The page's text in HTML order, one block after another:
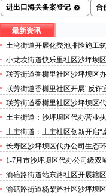
进出口海关备案登记 合
最新资讯
土湾街道开展化粪池排险施工
执照安全防线
小龙坎街道快乐里社区沙坪坝
人做生成认证
联芳街道香榭里社区沙坪坝区
普讲座活动
联芳街道香榭里社区开展“反诈
离”沙坪坝区代办执照活动
联芳街道香榭里社区沙坪坝区
查整治行动
土主街道：沙坪坝区代办营业
科普宣传活动
土主街道：土主社区创新开启“
办执照主题活动
长寿区沙坪坝区代办公司生态
2026.8.5
1-7月市沙坪坝区代办公司级双
台超时序推进
渝碚路街道站东路社区开展辖
害巡查工作
渝碚路街道杨梨路社区沙坪坝